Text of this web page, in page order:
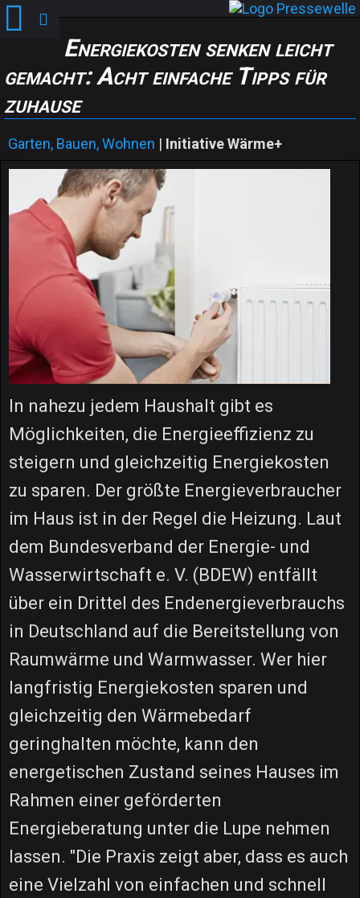
Energiekosten senken leicht
gemacht: Acht einfache Tipps für
zuhause
Garten, Bauen, Wohnen | Initiative Wärme+
In nahezu jedem Haushalt gibt es
Möglichkeiten, die Energieeffizienz zu
steigern und gleichzeitig Energiekosten
zu sparen. Der größte Energieverbraucher
im Haus ist in der Regel die Heizung. Laut
dem Bundesverband der Energie- und
Wasserwirtschaft e. V. (BDEW) entfällt
über ein Drittel des Endenergieverbrauchs
in Deutschland auf die Bereitstellung von
Raumwärme und Warmwasser. Wer hier
langfristig Energiekosten sparen und
gleichzeitig den Wärmebedarf
geringhalten möchte, kann den
energetischen Zustand seines Hauses im
Rahmen einer geförderten
Energieberatung unter die Lupe nehmen
lassen. "Die Praxis zeigt aber, dass es auch
eine Vielzahl von einfachen und schnell